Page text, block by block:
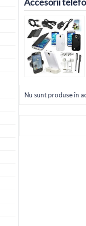
Accesorii
Nu sunt produse în